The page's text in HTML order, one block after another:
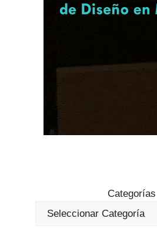
Categorías